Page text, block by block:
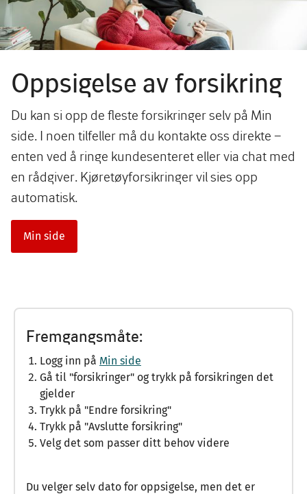
Oppsigelse av forsikring
Du kan si opp de fleste forsikringer selv på Min
side. I noen tilfeller må du kontakte oss direkte –
enten ved å ringe kundesenteret eller via chat med
en rådgiver. Kjøretøyforsikringer vil sies opp
automatisk.
Min side
Fremgangsmåte:
Logg inn på Min side
Gå til "forsikringer" og trykk på forsikringen det
gjelder
Trykk på "Endre forsikring"
Trykk på "Avslutte forsikring"
Velg det som passer ditt behov videre
Du velger selv dato for oppsigelse, men det er